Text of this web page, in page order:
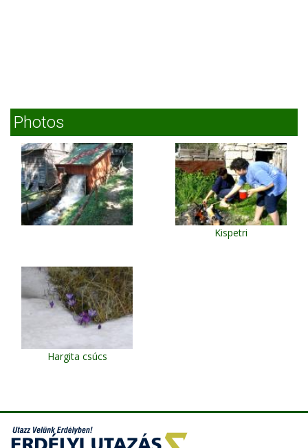
Photos
Kispetri
Hargita csúcs